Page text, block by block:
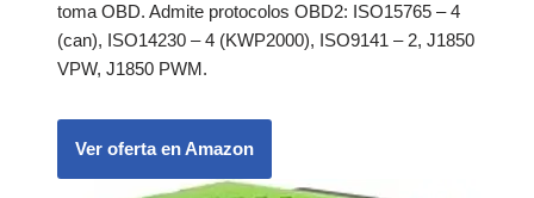
toma OBD. Admite protocolos OBD2: ISO15765 – 4
(can), ISO14230 – 4 (KWP2000), ISO9141 – 2, J1850
VPW, J1850 PWM.
Ver oferta en Amazon